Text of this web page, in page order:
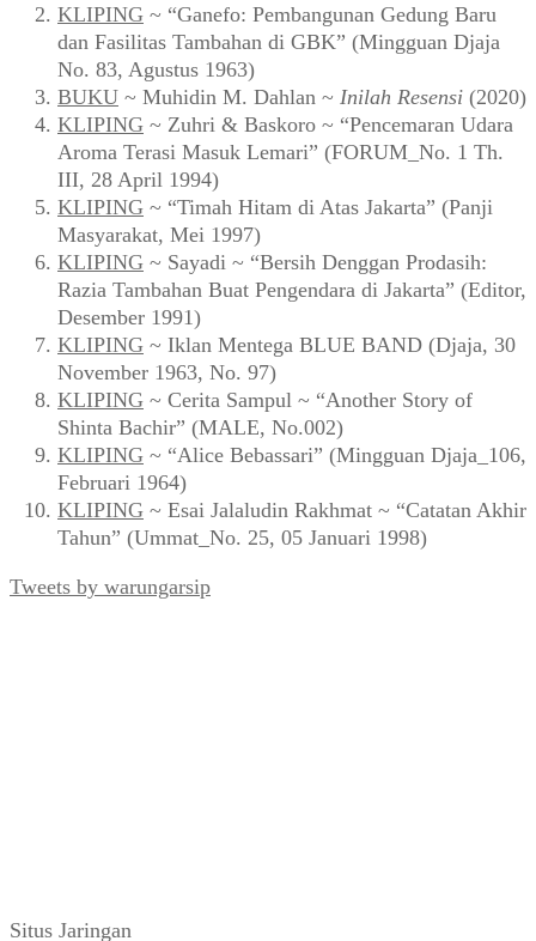
KLIPING ~ “Ganefo: Pembangunan Gedung Baru
dan Fasilitas Tambahan di GBK” (Mingguan Djaja
No. 83, Agustus 1963)
BUKU ~ Muhidin M. Dahlan ~ Inilah Resensi (2020)
KLIPING ~ Zuhri & Baskoro ~ “Pencemaran Udara
Aroma Terasi Masuk Lemari” (FORUM_No. 1 Th.
III, 28 April 1994)
KLIPING ~ “Timah Hitam di Atas Jakarta” (Panji
Masyarakat, Mei 1997)
KLIPING ~ Sayadi ~ “Bersih Denggan Prodasih:
Razia Tambahan Buat Pengendara di Jakarta” (Editor,
Desember 1991)
KLIPING ~ Iklan Mentega BLUE BAND (Djaja, 30
November 1963, No. 97)
KLIPING ~ Cerita Sampul ~ “Another Story of
Shinta Bachir” (MALE, No.002)
KLIPING ~ “Alice Bebassari” (Mingguan Djaja_106,
Februari 1964)
KLIPING ~ Esai Jalaludin Rakhmat ~ “Catatan Akhir
Tahun” (Ummat_No. 25, 05 Januari 1998)
Tweets by warungarsip
Situs Jaringan